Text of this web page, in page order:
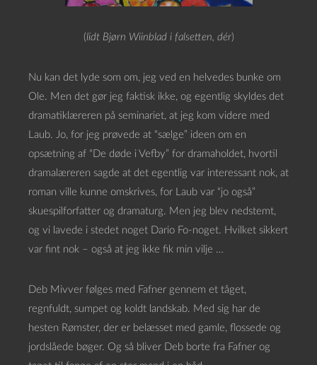
(lidt Bjørn Wiinblad i falsetten, dér)
Nu kan det lyde som om, jeg ved en helvedes bunke om
Ole. Men det gør jeg faktisk ikke, og egentlig skyldes det
dramatiklæreren på seminariet, at jeg kom videre med
Laub. Jo, for jeg prøvede at “sælge” ideen om en
opsætning af “De døde i Vefby” for dramaholdet, hvortil
dramalæreren sagde at det egentlig var interessant nok, at
roman ville kunne omskrives, for Laub var “jo også”
skuespilforfatter og dramaturg. Men jeg blev nedstemt,
og vi lavede i stedet noget Dario Fo-noget. Hvilket sikkert
var fint nok – også at jeg ikke fik min vilje …
Deb Mivver følges med Fafner gennem et tåget,
regnfuldt, sumpet og koldt landskab. Med sig har de
hesten Rømster, der er belæsset med gamle, flossede og
jordslåede bøger. Og så bliver Deb borte fra Fafner og